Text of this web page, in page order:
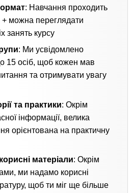
: Навчання проходить
можна переглядати
занять курсу
: Ми усвідомлено
15 осіб, щоб кожен мав
та отримувати увагу
та практики: Окрім
інформації, велика
орієнтована на практичну
матеріали: Окрім
ми надамо корисні
щоб ти міг ще більше